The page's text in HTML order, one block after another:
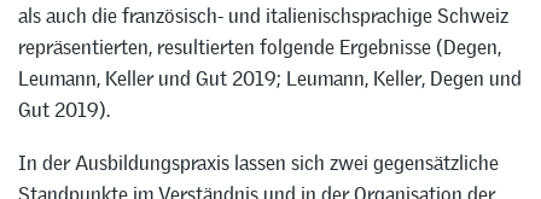
als auch die französisch- und italienischsprachige Schweiz
repräsentierten, resultierten folgende Ergebnisse (Degen,
Leumann, Keller und Gut 2019; Leumann, Keller, Degen und
Gut 2019).
In der Ausbildungspraxis lassen sich zwei gegensätzliche